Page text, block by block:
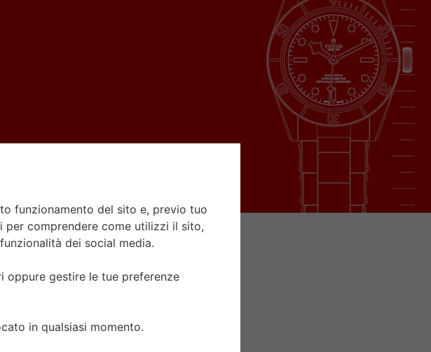
funzionamento del sito e, previo tuo
comprendere come utilizzi il sito,
dei social media.
oppure gestire le tue preferenze
in qualsiasi momento.